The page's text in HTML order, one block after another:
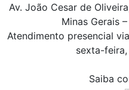
Av. João Cesar de
Minas Gerais
Atendimento presencial via
sexta-
Saiba